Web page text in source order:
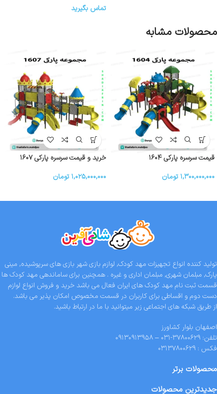
تماس بگیرید
محصولات مشابه
قیمت سرسره پارکی ۱۶۰۴
۱,۳۰۰,۰۰۰,۰۰۰ تومان
خرید و قیمت سرسره پارکی ۱۶۰۷
۱,۰۲۵,۰۰۰,۰۰۰ تومان
تولید کننده انواع تجهیزات مهد کودک, لوازم بازی شهر بازی های سرپوشیده, مینی
پارک, مبلمان شهری, مبلمان اداری و غیره . همچنین برای ساماندهی مهد کودک ها
قسمت ثبت نام مهد کودک های ایران فعال می باشد خرید و فروش انواع لوازم
دست دوم و اقساطی برای کاربران در قسمت مخصوص امکان پذیر می باشد.
از طریق شبکه های اجتماعی زیر میتوانید با ما در ارتباط باشید.
اصفهان بلوار کشاورز
تلفن: ۳۷۸۰۰۶۲۹-۰۳۱ – ۰۹۱۳۰۹۱۳۹۵۸
فکس : ۰۳۱۳۷۸۰۰۶۲۹
محصولات برتر
جدیدترین محصولات